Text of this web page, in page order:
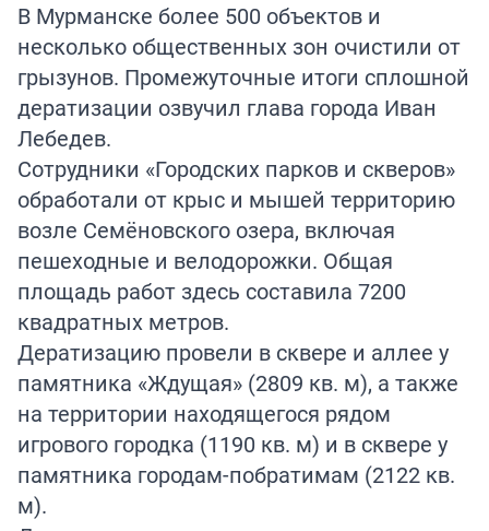
В Мурманске более 500 объектов и
несколько общественных зон очистили от
грызунов. Промежуточные итоги сплошной
дератизации озвучил глава города Иван
Лебедев.
Сотрудники «Городских парков и скверов»
обработали от крыс и мышей территорию
возле Семёновского озера, включая
пешеходные и велодорожки. Общая
площадь работ здесь составила 7200
квадратных метров.
Дератизацию провели в сквере и аллее у
памятника «Ждущая» (2809 кв. м), а также
на территории находящегося рядом
игрового городка (1190 кв. м) и в сквере у
памятника городам-побратимам (2122 кв.
м).